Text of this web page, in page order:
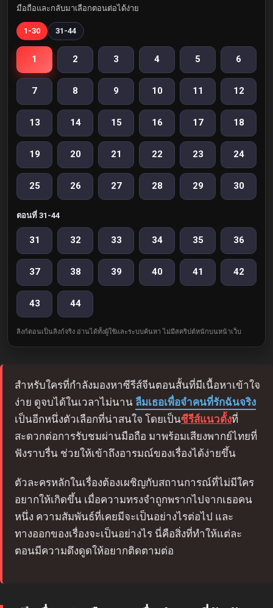
มือถือและกลับมาเลือกตอนต่อได้ง่าย
1-30 31-44
1 2 3 4 5 6
7 8 9 10 11 12
13 14 15 16 17 18
19 20 21 22 23 24
25 26 27 28 29 30
ตอนที่ 31-44
31 32 33 34 35 36
37 38 39 40 41 42
43 44
ลิงก์ตอนเป็นลิงก์จริง อ่านได้ทั้งผู้ใช้และระบบค้นหา ไม่มีสคริปต์หนักบนหน้าเว็บ
สำหรับใครที่กำลังมองหาซีรีส์จีนตอนสั้นที่มีเนื้อหาเข้าใจ
ง่าย ดูจบได้ในเวลาไม่นาน ลืมเธอเพื่อจำคนที่รักฉันจริง
เป็นอีกหนึ่งตัวเลือกที่น่าสนใจ โดยเป็นซีรีส์แนวตั้งที่
สะดวกต่อการรับชมผ่านมือถือ มาพร้อมเสียงพากย์ไทยที่
ฟังราบรื่น ช่วยให้เข้าถึงอารมณ์ของเรื่องได้ง่ายขึ้น
ตัวละครหลักในเรื่องต้องเผชิญกับสถานการณ์ที่ไม่มีใคร
อยากให้เกิดขึ้น เมื่อความทรงจำถูกพรากไปจากเธอคน
หนึ่ง ความสัมพันธ์ที่เคยมีจะเป็นอย่างไรต่อไป และ
ทางออกของเรื่องจะเป็นอย่างไร นี่คือสิ่งที่ทำให้แต่ละ
ตอนมีความดึงดูดให้อยากติดตามต่อ